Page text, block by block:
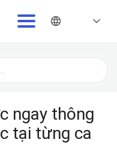
ngay thông
tại từng ca